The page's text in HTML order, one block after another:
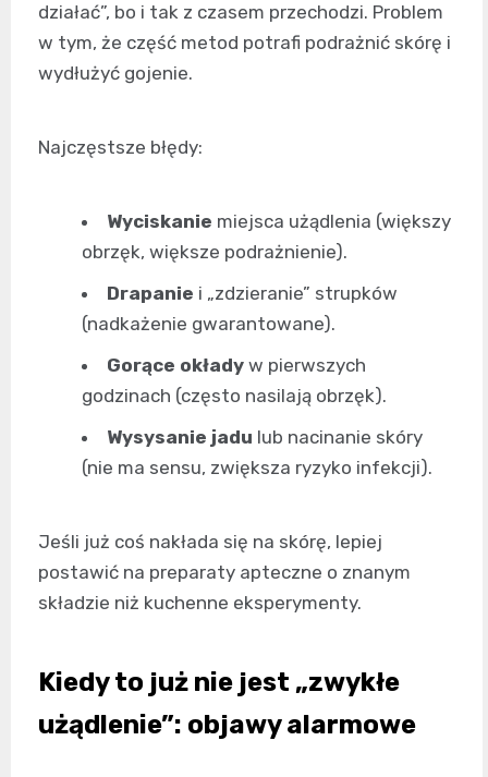
działać”, bo i tak z czasem przechodzi. Problem
w tym, że część metod potrafi podrażnić skórę i
wydłużyć gojenie.
Najczęstsze błędy:
Wyciskanie miejsca użądlenia (większy
obrzęk, większe podrażnienie).
Drapanie i „zdzieranie” strupków
(nadkażenie gwarantowane).
Gorące okłady w pierwszych
godzinach (często nasilają obrzęk).
Wysysanie jadu lub nacinanie skóry
(nie ma sensu, zwiększa ryzyko infekcji).
Jeśli już coś nakłada się na skórę, lepiej
postawić na preparaty apteczne o znanym
składzie niż kuchenne eksperymenty.
Kiedy to już nie jest „zwykłe
użądlenie”: objawy alarmowe